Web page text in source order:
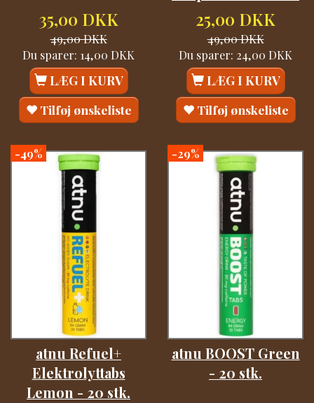
35,00 DKK
49,00 DKK
Du sparer: 14,00 DKK
LÆG I KURV
Tilføj ønskeliste
25,00 DKK
49,00 DKK
Du sparer: 24,00 DKK
LÆG I KURV
Tilføj ønskeliste
-49%
atnu Refuel+
Elektrolyttabs
Lemon - 20 stk.
-29%
atnu BOOST Green
- 20 stk.